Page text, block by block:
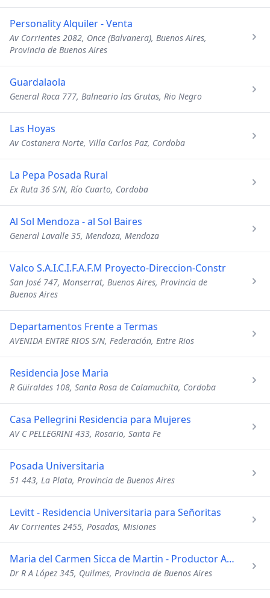
Personality Alquiler - Venta
Av Corrientes 2082, Once (Balvanera), Buenos Aires,
Provincia de Buenos Aires
Guardalaola
General Roca 777, Balneario las Grutas, Rio Negro
Las Hoyas
Av Costanera Norte, Villa Carlos Paz, Cordoba
La Pepa Posada Rural
Ex Ruta 36 S/N, Río Cuarto, Cordoba
Al Sol Mendoza - al Sol Baires
General Lavalle 35, Mendoza, Mendoza
Valco S.A.I.C.I.F.A.F.M Proyecto-Direccion-Constr
San José 747, Monserrat, Buenos Aires, Provincia de
Buenos Aires
Departamentos Frente a Termas
AVENIDA ENTRE RIOS S/N, Federación, Entre Rios
Residencia Jose Maria
R Güiraldes 108, Santa Rosa de Calamuchita, Cordoba
Casa Pellegrini Residencia para Mujeres
AV C PELLEGRINI 433, Rosario, Santa Fe
Posada Universitaria
51 443, La Plata, Provincia de Buenos Aires
Levitt - Residencia Universitaria para Señoritas
Av Corrientes 2455, Posadas, Misiones
Maria del Carmen Sicca de Martin - Productor Asesor de Segur
Dr R A López 345, Quilmes, Provincia de Buenos Aires